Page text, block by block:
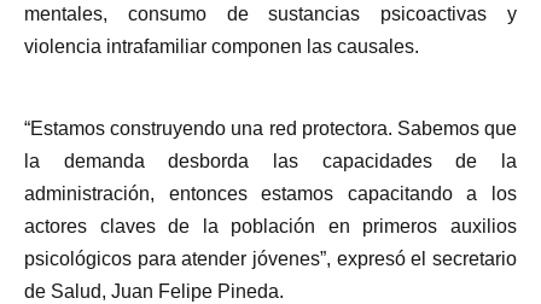
mentales, consumo de sustancias psicoactivas y
violencia intrafamiliar componen las causales.
“Estamos construyendo una red protectora. Sabemos que
la demanda desborda las capacidades de la
administración, entonces estamos capacitando a los
actores claves de la población en primeros auxilios
psicológicos para atender jóvenes”, expresó el secretario
de Salud, Juan Felipe Pineda.